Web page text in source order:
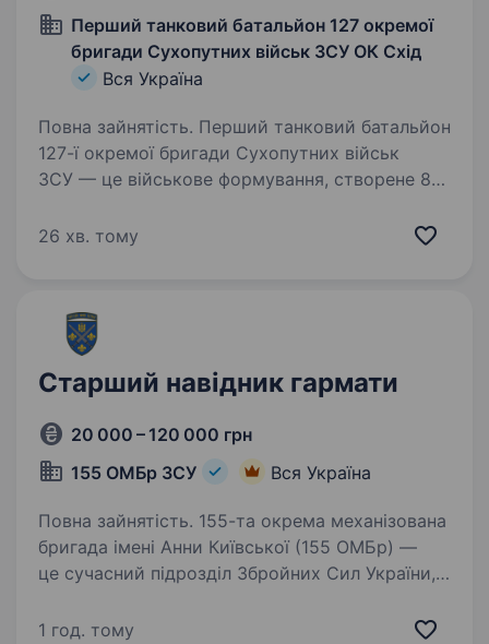
Перший танковий батальйон 127 окремої
бригади Сухопутних військ ЗСУ ОК Схід
Вся Україна
Повна зайнятість. Перший танковий батальйон
127-ї окремої бригади Сухопутних військ
ЗСУ — це військове формування, створене 8
України. Його мета — захист рідного міста-
26 хв. тому
Старший навідник гармати
20 000 – 120 000 грн
155 ОМБр ЗСУ
Вся Україна
Повна зайнятість. 155-та окрема механізована
бригада імені Анни Київської (155 ОМБр) —
це сучасний підрозділ Збройних Сил України,
цілісності нашої держави. Вакансія передбачає
1 год. тому